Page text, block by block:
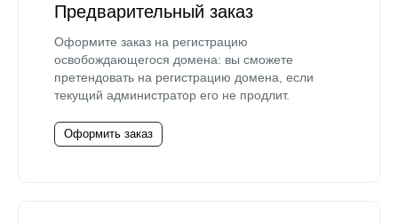
Предварительный заказ
Оформите заказ на регистрацию
освобождающегося домена: вы сможете
претендовать на регистрацию домена, если
текущий администратор его не продлит.
Оформить заказ